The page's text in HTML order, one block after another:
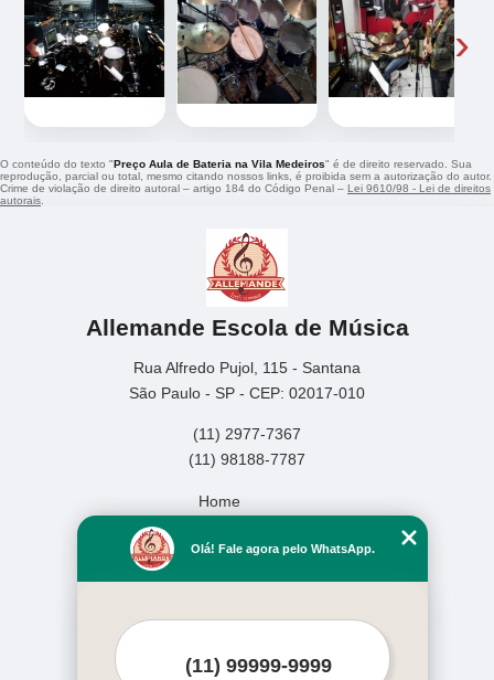
‹ ›
O conteúdo do texto "Preço Aula de Bateria na Vila Medeiros" é de direito reservado. Sua
reprodução, parcial ou total, mesmo citando nossos links, é proibida sem a autorização do autor.
Crime de violação de direito autoral – artigo 184 do Código Penal – Lei 9610/98 - Lei de direitos
autorais
Allemande Escola de Música
Rua Alfredo Pujol, 115 - Santana
São Paulo - SP - CEP: 02017-010
(11) 2977-7367
(11) 98188-7787
Home
Missão
Serviços
Mais Serviços
Olá! Fale agora pelo WhatsApp.